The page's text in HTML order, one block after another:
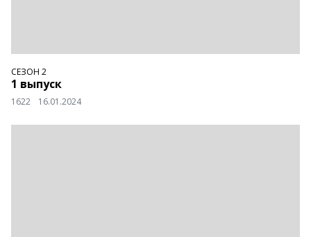
СЕЗОН 2
1 выпуск
1622 16.01.2024